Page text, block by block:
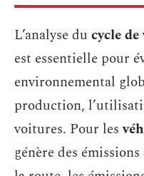
L’analyse du cycle
est essentielle pour
environnemental
production,
voitures. Pour les
génère des